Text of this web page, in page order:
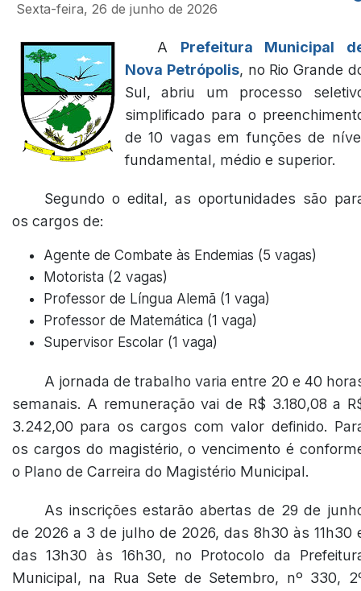
Sexta-feira, 26 de junho de 2026
A Prefeitura Municipal
Nova Petrópolis, no Rio Grande
Sul, abriu um processo
simplificado para o
de 10 vagas em funções de
fundamental, médio e superior.
Segundo o edital, as oportunidades são
os cargos de:
Agente de Combate às Endemias (5 vagas)
Motorista (2 vagas)
Professor de Língua Alemã (1 vaga)
Professor de Matemática (1 vaga)
Supervisor Escolar (1 vaga)
A jornada de trabalho varia entre 20 e 40
semanais. A remuneração vai de R$ 3.180,08 a
3.242,00 para os cargos com valor definido.
os cargos do magistério, o vencimento é
o Plano de Carreira do Magistério Municipal.
As inscrições estarão abertas de 29 de
de 2026 a 3 de julho de 2026, das 8h30 às 11h30
das 13h30 às 16h30, no Protocolo da
Municipal, na Rua Sete de Setembro, nº 330,